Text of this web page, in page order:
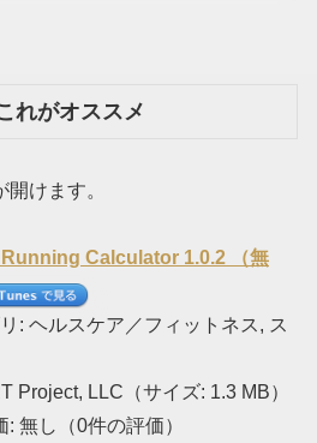
れがオススメ
けます。
Calculator 1.0.2 （無
: ヘルスケア／フィットネス, ス
Project, LLC（サイズ: 1.3 MB）
無し（0件の評価）